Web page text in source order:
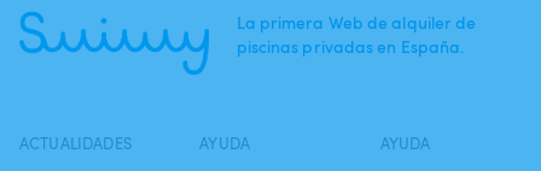
La primera Web de alquiler de
piscinas privadas en España.
ACTUALIDADES AYUDA AYUDA